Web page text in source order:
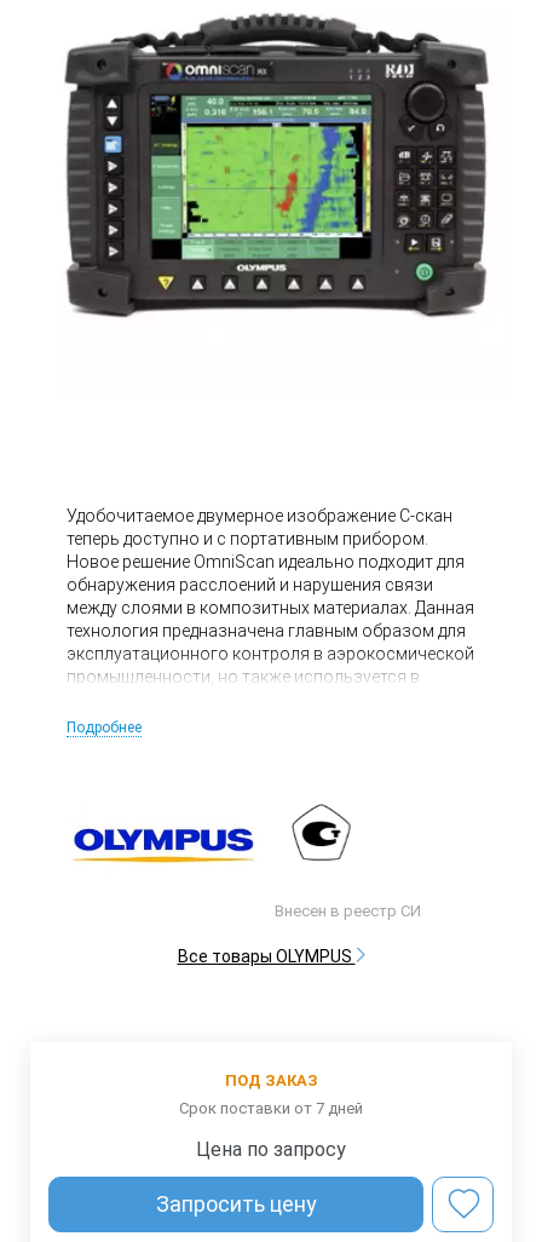
Удобочитаемое двумерное изображение C-скан
теперь доступно и с портативным прибором.
Новое решение OmniScan идеально подходит для
обнаружения расслоений и нарушения связи
между слоями в композитных материалах. Данная
технология предназначена главным образом для
эксплуатационного контроля в аэрокосмической
промышленности, но также используется в
автомобиле- и судостроение.
Подробнее
Внесен в реестр СИ
Все товары OLYMPUS
ПОД ЗАКАЗ
Срок поставки от 7 дней
Цена по запросу
Запросить цену